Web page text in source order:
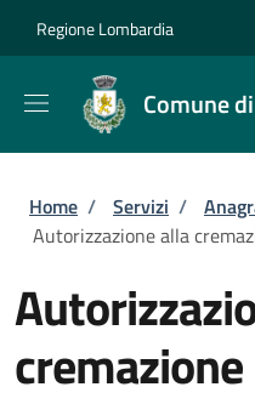
Regione Lombardia
Comune
Briciole di
Home / Servizi /
Autorizzazione alla
cremazione